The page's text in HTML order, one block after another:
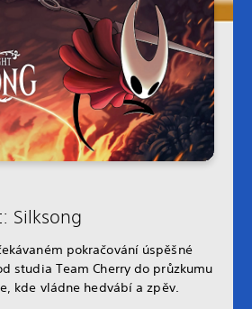
Silksong
pokračování úspěšné
studia Team Cherry do průzkumu
kde vládne hedvábí a zpěv.